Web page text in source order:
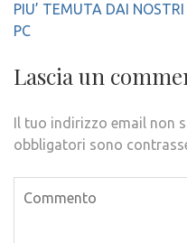
PIU’ TEMUTA DAI NOSTRI
PC
Lascia un
Il tuo indirizzo email non
obbligatori sono